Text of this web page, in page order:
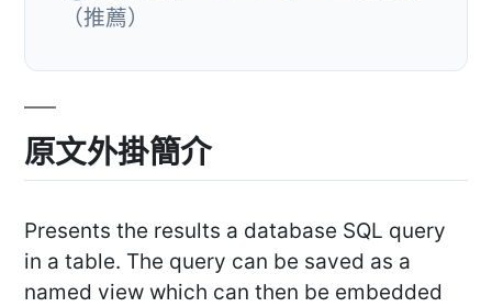
（推薦）
原文外掛簡介
Presents the results a database SQL query
in a table. The query can be saved as a
named view which can then be embedded